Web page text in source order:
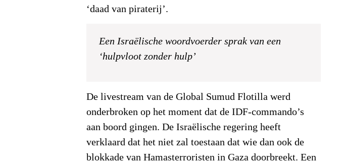
‘daad van piraterij’.
Een Israëlische woordvoerder sprak van een
‘hulpvloot zonder hulp’
De livestream van de Global Sumud Flotilla werd
onderbroken op het moment dat de IDF-commando’s
aan boord gingen. De Israëlische regering heeft
verklaard dat het niet zal toestaan dat wie dan ook de
blokkade van Hamasterroristen in Gaza doorbreekt. Een